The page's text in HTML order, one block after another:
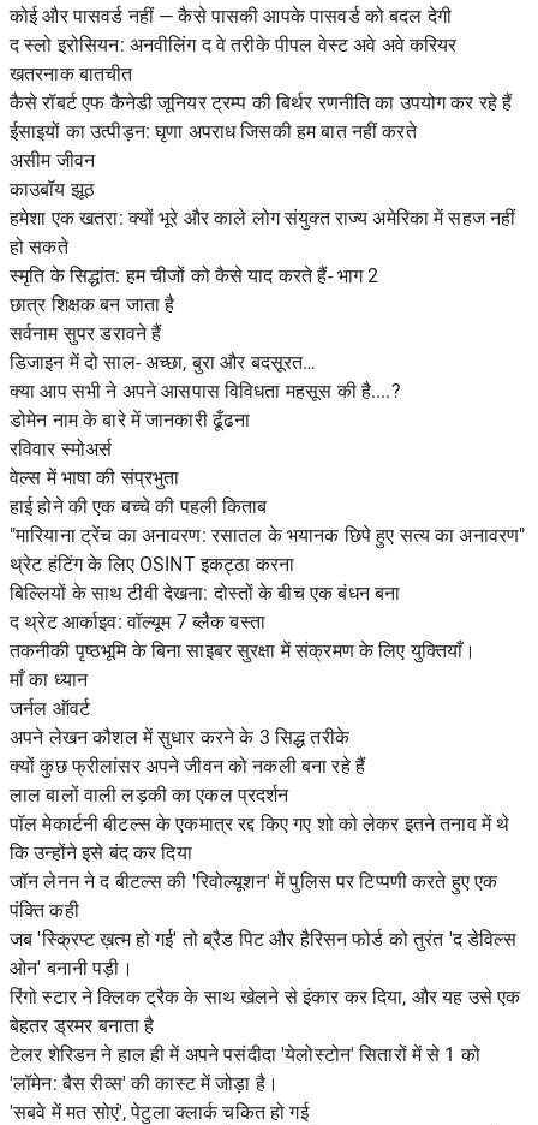
कोई और पासवर्ड नहीं — कैसे पासकी आपके पासवर्ड को बदल देगी
द स्लो इरोसियन: अनवीलिंग द वे तरीके पीपल वेस्ट अवे अवे करियर
खतरनाक बातचीत
कैसे रॉबर्ट एफ कैनेडी जूनियर ट्रम्प की बिर्थर रणनीति का उपयोग कर रहे हैं
ईसाइयों का उत्पीड़न: घृणा अपराध जिसकी हम बात नहीं करते
असीम जीवन
काउबॉय झूठ
हमेशा एक खतरा: क्यों भूरे और काले लोग संयुक्त राज्य अमेरिका में सहज नहीं
हो सकते
स्मृति के सिद्धांत: हम चीजों को कैसे याद करते हैं- भाग 2
छात्र शिक्षक बन जाता है
सर्वनाम सुपर डरावने हैं
डिजाइन में दो साल- अच्छा, बुरा और बदसूरत…
क्या आप सभी ने अपने आसपास विविधता महसूस की है....?
डोमेन नाम के बारे में जानकारी ढूँढना
रविवार स्मोअर्स
वेल्स में भाषा की संप्रभुता
हाई होने की एक बच्चे की पहली किताब
"मारियाना ट्रेंच का अनावरण: रसातल के भयानक छिपे हुए सत्य का अनावरण"
थ्रेट हंटिंग के लिए OSINT इकट्ठा करना
बिल्लियों के साथ टीवी देखना: दोस्तों के बीच एक बंधन बना
द थ्रेट आर्काइव: वॉल्यूम 7 ब्लैक बस्ता
तकनीकी पृष्ठभूमि के बिना साइबर सुरक्षा में संक्रमण के लिए युक्तियाँ।
माँ का ध्यान
जर्नल ऑवर्ट
अपने लेखन कौशल में सुधार करने के 3 सिद्ध तरीके
क्यों कुछ फ्रीलांसर अपने जीवन को नकली बना रहे हैं
लाल बालों वाली लड़की का एकल प्रदर्शन
पॉल मेकार्टनी बीटल्स के एकमात्र रद्द किए गए शो को लेकर इतने तनाव में थे
कि उन्होंने इसे बंद कर दिया
जॉन लेनन ने द बीटल्स की 'रिवोल्यूशन' में पुलिस पर टिप्पणी करते हुए एक
पंक्ति कही
जब 'स्क्रिप्ट ख़त्म हो गई' तो ब्रैड पिट और हैरिसन फोर्ड को तुरंत 'द डेविल्स
ओन' बनानी पड़ी।
रिंगो स्टार ने क्लिक ट्रैक के साथ खेलने से इंकार कर दिया, और यह उसे एक
बेहतर ड्रमर बनाता है
टेलर शेरिडन ने हाल ही में अपने पसंदीदा 'येलोस्टोन' सितारों में से 1 को
'लॉमेन: बैस रीव्स' की कास्ट में जोड़ा है।
'सबवे में मत सोएं', पेटुला क्लार्क चकित हो गई